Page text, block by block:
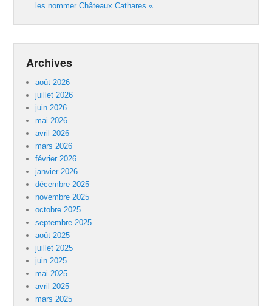
les nommer Châteaux Cathares «
Archives
août 2026
juillet 2026
juin 2026
mai 2026
avril 2026
mars 2026
février 2026
janvier 2026
décembre 2025
novembre 2025
octobre 2025
septembre 2025
août 2025
juillet 2025
juin 2025
mai 2025
avril 2025
mars 2025